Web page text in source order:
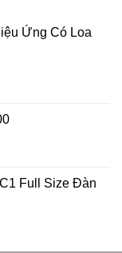
Ứng Có Loa
Full Size Đàn